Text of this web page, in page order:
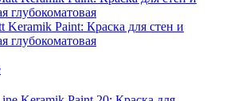
Keramik Paint: Краска для стен и
глубокоматовая